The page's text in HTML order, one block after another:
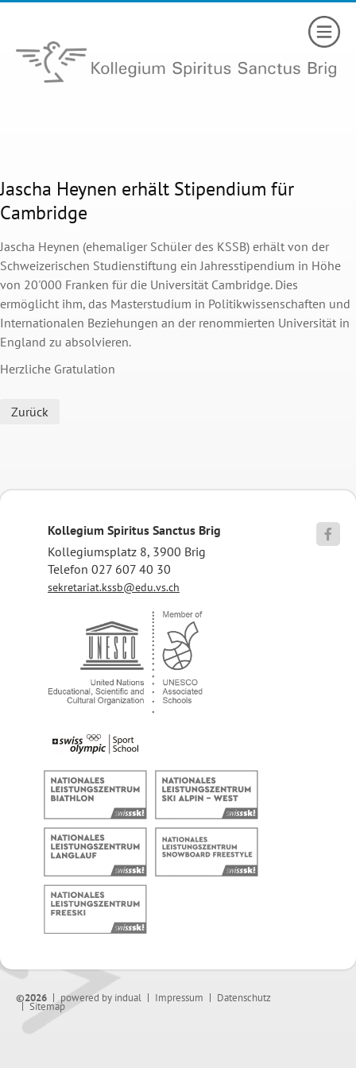
Jascha Heynen erhält Stipendium für
Cambridge
Jascha Heynen (ehemaliger Schüler des KSSB) erhält von der
Schweizerischen Studienstiftung ein Jahresstipendium in Höhe
von 20'000 Franken für die Universität Cambridge. Dies
ermöglicht ihm, das Masterstudium in Politikwissenschaften und
Internationalen Beziehungen an der renommierten Universität in
England zu absolvieren.
Herzliche Gratulation
Zurück
Kollegium Spiritus Sanctus Brig
Kollegiumsplatz 8, 3900 Brig
Telefon 027 607 40 30
sekretariat.kssb@edu.vs.ch

©2026 powered by indual Impressum Datenschutz
Sitemap